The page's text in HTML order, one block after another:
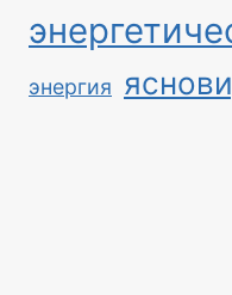
энергия